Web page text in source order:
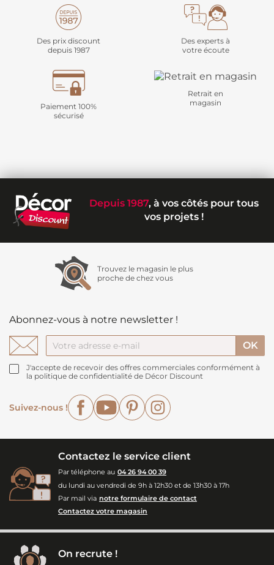
Des prix discount
depuis 1987
Des experts à
votre écoute
Paiement 100%
sécurisé
Retrait en
magasin
Depuis 1987, à vos côtés pour tous
vos projets !
Trouvez le magasin le plus
proche de chez vous
Abonnez-vous à notre newsletter !
J'accepte de recevoir des offres commerciales conformément à
la politique de confidentialité de Décor Discount
Suivez-nous !
FacebookYouTubePinterest
Contactez le service client
Par téléphone au 04 26 94 00 39
du lundi au vendredi de 9h à 12h30 et de 13h30 à 17h
Par mail via notre formulaire de contact
Contactez votre magasin
On recrute !